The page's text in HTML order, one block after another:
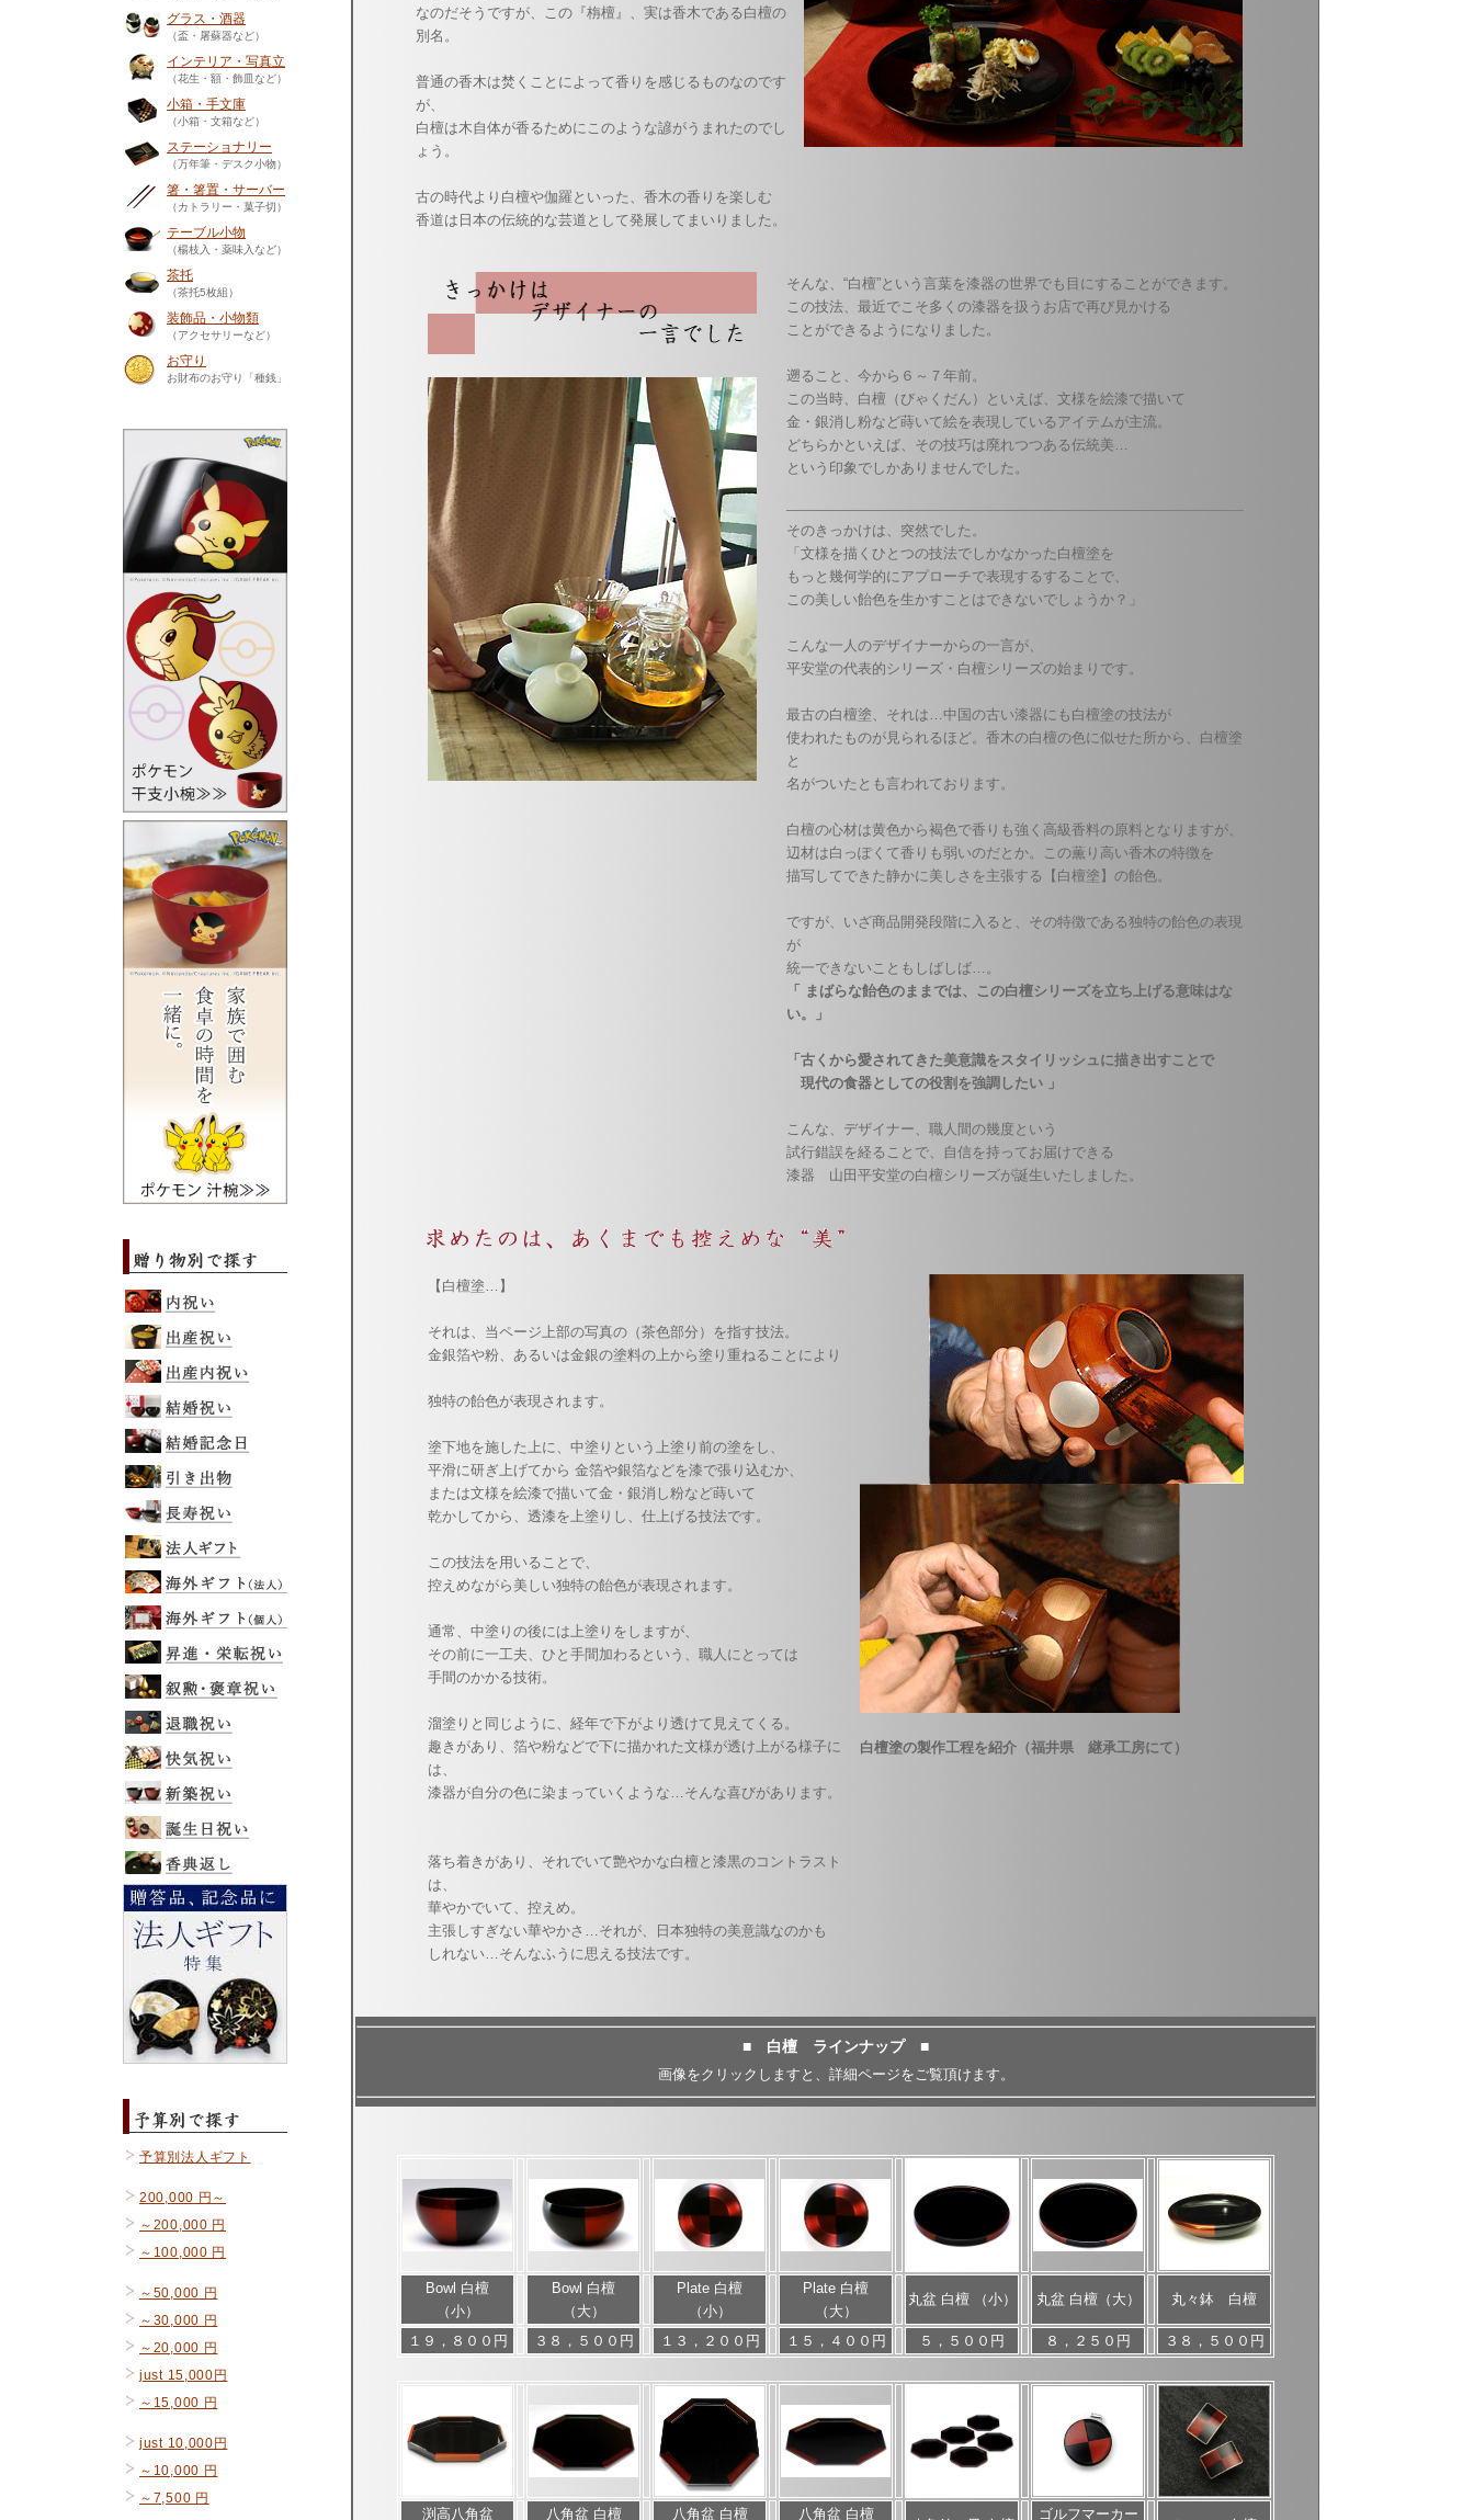
グラス・酒器
（盃・屠蘇器など）
インテリア・写真立
（花生・額・飾皿など）
小箱・手文庫
（小箱・文箱など）
ステーショナリー
（万年筆・デスク小物）
箸・箸置・サーバー
（カトラリー・菓子切）
テーブル小物
（楊枝入・薬味入など）
茶托
（茶托5枚組）
装飾品・小物類
（アクセサリーなど）
お守り
お財布のお守り「種銭」
予算別法人ギフト
200,000 円～
～200,000 円
～100,000 円
～50,000 円
～30,000 円
～20,000 円
just 15,000円
～15,000 円
just 10,000円
～10,000 円
～7,500 円
なのだそうですが、この『栴檀』、実は香木である白檀の
別名。
普通の香木は焚くことによって香りを感じるものなのです
が、
白檀は木自体が香るためにこのような諺がうまれたのでし
ょう。
古の時代より白檀や伽羅といった、香木の香りを楽しむ
香道は日本の伝統的な芸道として発展してまいりました。
そんな、“白檀”という言葉を漆器の世界でも目にすることができます。
この技法、最近でこそ多くの漆器を扱うお店で再び見かける
ことができるようになりました。
遡ること、今から６～７年前。
この当時、白檀（びゃくだん）といえば、文様を絵漆で描いて
金・銀消し粉など蒔いて絵を表現しているアイテムが主流。
どちらかといえば、その技巧は廃れつつある伝統美…
という印象でしかありませんでした。
そのきっかけは、突然でした。
「文様を描くひとつの技法でしかなかった白檀塗を
もっと幾何学的にアプローチで表現するすることで、
この美しい飴色を生かすことはできないでしょうか？」
こんな一人のデザイナーからの一言が、
平安堂の代表的シリーズ・白檀シリーズの始まりです。
最古の白檀塗、それは…中国の古い漆器にも白檀塗の技法が
使われたものが見られるほど。 香木の白檀の色に似せた所から、白檀塗
と
名がついたとも言われております。
白檀の心材は黄色から褐色で香りも強く高級香料の原料となりますが、
辺材は白っぽくて香りも弱いのだとか。この薫り高い香木の特徴を
描写してできた静かに美しさを主張する【白檀塗】の飴色。
ですが、いざ商品開発段階に入ると、その特徴である独特の飴色の表現
が
統一できないこともしばしば…。
「 まばらな飴色のままでは、この白檀シリーズを立ち上げる意味はな
い。」
「古くから愛されてきた美意識をスタイリッシュに描き出すことで
現代の食器としての役割を強調したい 」
こんな、デザイナー、職人間の幾度という
試行錯誤を経ることで、自信を持ってお届けできる
漆器 山田平安堂の白檀シリーズが誕生いたしました。
【白檀塗…】
それは、当ページ上部の写真の（茶色部分）を指す技法。
金銀箔や粉、あるいは金銀の塗料の上から塗り重ねることにより
独特の飴色が表現されます。
塗下地を施した上に、中塗りという上塗り前の塗をし、
平滑に研ぎ上げてから 金箔や銀箔などを漆で張り込むか、
または文様を絵漆で描いて金・銀消し粉など蒔いて
乾かしてから、透漆を上塗りし、仕上げる技法です。
この技法を用いることで、
控えめながら美しい独特の飴色が表現されます。
通常、中塗りの後には上塗りをしますが、
その前に一工夫、ひと手間加わるという、職人にとっては
手間のかかる技術。
溜塗りと同じように、経年で下がより透けて見えてくる。
趣きがあり、箔や粉などで下に描かれた文様が透け上がる様子に
は、
漆器が自分の色に染まっていくような…そんな喜びがあります。
落ち着きがあり、それでいて艶やかな白檀と漆黒のコントラスト
は、
華やかでいて、控えめ。
主張しすぎない華やかさ…それが、日本独特の美意識なのかも
しれない…そんなふうに思える技法です。
白檀塗の製作工程を紹介（福井県 継承工房にて）
■ 白檀 ラインナップ ■
画像をクリックしますと、詳細ページをご覧頂けます。
Bowl 白檀
（小）
Bowl 白檀
（大）
Plate 白檀
（小）
Plate 白檀
（大）
丸盆 白檀 （小） 丸盆 白檀（大） 丸々鉢 白檀
１９，８００円 ３８，５００円 １３，２００円 １５，４００ 円 ５，５００円 ８，２５０円 ３８，５００円
渕高八角盆 八角盆 白檀 八角盆 白檀 八角盆 白檀 ゴルフマーカー